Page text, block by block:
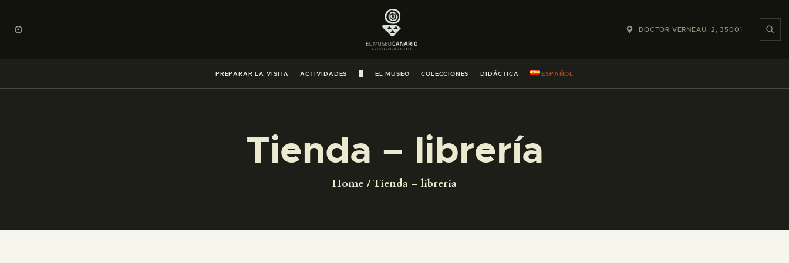
DOCTOR VERNEAU, 2, 35001
PREPARAR LA VISITA ACTIVIDADES EL MUSEO COLECCIONES DIDÁCTICA ESPAÑOL
Tienda – librería
Home Tienda – librería
PREPARAR LA VISITA
ACTIVIDADES
█
COLECCIONES